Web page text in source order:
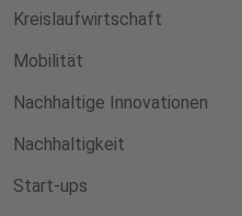
Kreislaufwirtschaft
Mobilität
Nachhaltige Innovationen
Nachhaltigkeit
Start-ups